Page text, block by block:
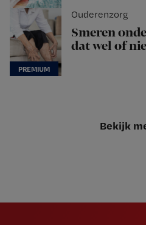
Ouderenzorg
Smeren
dat wel of
Bekijk